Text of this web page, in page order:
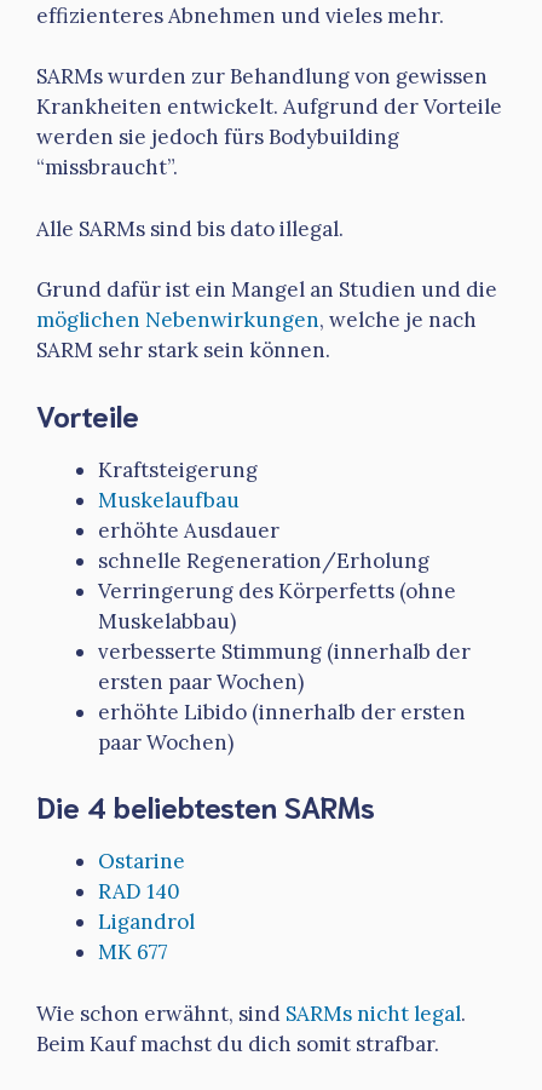
effizienteres Abnehmen und vieles mehr.
SARMs wurden zur Behandlung von gewissen
Krankheiten entwickelt. Aufgrund der Vorteile
werden sie jedoch fürs Bodybuilding
“missbraucht”.
Alle SARMs sind bis dato illegal.
Grund dafür ist ein Mangel an Studien und die
möglichen Nebenwirkungen, welche je nach
SARM sehr stark sein können.
Vorteile
Kraftsteigerung
Muskelaufbau
erhöhte Ausdauer
schnelle Regeneration/Erholung
Verringerung des Körperfetts (ohne
Muskelabbau)
verbesserte Stimmung (innerhalb der
ersten paar Wochen)
erhöhte Libido (innerhalb der ersten
paar Wochen)
Die 4 beliebtesten SARMs
Ostarine
RAD 140
Ligandrol
MK 677
Wie schon erwähnt, sind SARMs nicht legal.
Beim Kauf machst du dich somit strafbar.